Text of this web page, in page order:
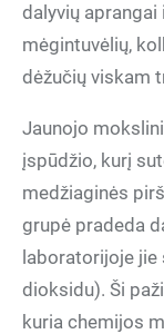
dalyvių
mėgintuvėlių,
dėžučių viskam
Jaunojo
įspūdžio, kurį
medžiaginės
grupė pradeda
laboratorijoje
dioksidu). Ši
kuria chemijos